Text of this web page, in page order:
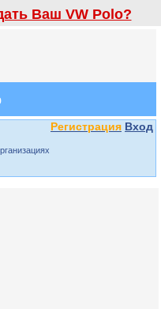
Ваш VW Polo?
Регистрация Вход